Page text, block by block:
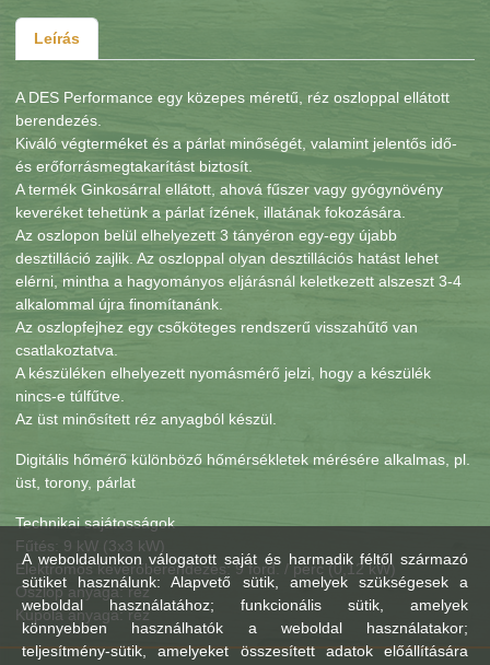
Leírás
A DES Performance egy közepes méretű, réz oszloppal ellátott
berendezés.
Kiváló végterméket és a párlat minőségét, valamint jelentős idő-
és erőforrásmegtakarítást biztosít.
A termék Ginkosárral ellátott, ahová fűszer vagy gyógynövény
keveréket tehetünk a párlat ízének, illatának fokozására.
Az oszlopon belül elhelyezett 3 tányéron egy-egy újabb
desztilláció zajlik. Az oszloppal olyan desztillációs hatást lehet
elérni, mintha a hagyományos eljárásnál keletkezett alszeszt 3-4
alkalommal újra finomítanánk.
Az oszlopfejhez egy csőköteges rendszerű visszahűtő van
csatlakoztatva.
A készüléken elhelyezett nyomásmérő jelzi, hogy a készülék
nincs-e túlfűtve.
Az üst minősített réz anyagból készül.
Digitális hőmérő különböző hőmérsékletek mérésére alkalmas, pl.
üst, torony, párlat
Technikai sajátosságok
Fűtés: 9 kW (3x3 kW)
Elektromos keverőberendezés: 9 ford. / perc (0,12 kW)
Oszlop anyaga: réz
Kupola anyaga: réz
A weboldalunkon válogatott saját és harmadik féltől származó
sütiket használunk: Alapvető sütik, amelyek szükségesek a
weboldal használatához; funkcionális sütik, amelyek
könnyebben használhatók a weboldal használatakor;
teljesítmény-sütik, amelyeket összesített adatok előállítására